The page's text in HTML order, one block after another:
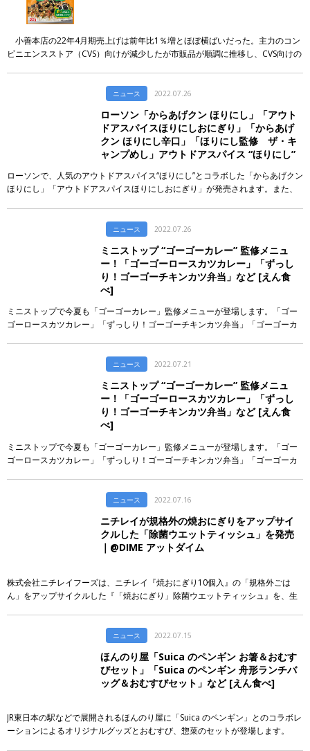
小善本店の22年4月期売上げは前年比1％増とほぼ横ばいだった。主力のコン
ビニエンスストア（CVS）向けが減少したが市販品が順調に推移し、CVS向けの
ニュース 2022.07.26
ローソン「からあげクン ほりにし」「アウト
ドアスパイスほりにしおにぎり」「からあげ
クン ほりにし辛口」「ほりにし監修 ザ・キ
ャンプめし」アウトドアスパイス “ほりにし”
ローソンで、人気のアウトドアスパイス“ほりにし”とコラボした「からあげクン
ほりにし」「アウトドアスパイスほりにしおにぎり」が発売されます。また、
ニュース 2022.07.26
ミニストップ “ゴーゴーカレー” 監修メニュ
ー！「ゴーゴーロースカツカレー」「ずっし
り！ゴーゴーチキンカツ弁当」など [えん食
べ]
ミニストップで今夏も「ゴーゴーカレー」監修メニューが登場します。「ゴー
ゴーロースカツカレー」「ずっしり！ゴーゴーチキンカツ弁当」「ゴーゴーカ
「ゴーゴーカレーポテトサラダ」「ゴーゴーカレーチーズひねり揚げ」「ゴー
ニュース 2022.07.21
ミニストップ “ゴーゴーカレー” 監修メニュ
ー！「ゴーゴーロースカツカレー」「ずっし
り！ゴーゴーチキンカツ弁当」など [えん食
べ]
ミニストップで今夏も「ゴーゴーカレー」監修メニューが登場します。「ゴー
ゴーロースカツカレー」「ずっしり！ゴーゴーチキンカツ弁当」「ゴーゴーカ
「ゴーゴーカレーポテトサラダ」「ゴーゴーカレーチーズひねり揚げ」「ゴー
ニュース 2022.07.16
ニチレイが規格外の焼おにぎりをアップサイ
クルした「除菌ウエットティッシュ」を発売
｜@DIME アットダイム
株式会社ニチレイフーズは、ニチレイ『焼おにぎり10個入』の「規格外ごは
ん」をアップサイクルした『「焼おにぎり」除菌ウエットティッシュ』を、生
ニュース 2022.07.15
ほんのり屋「Suica のペンギン お箸＆おむす
びセット」「Suica のペンギン 舟形ランチバ
ッグ＆おむすびセット」など [えん食べ]
JR東日本の駅などで展開されるほんのり屋に「Suica のペンギン」とのコラボレ
ーションによるオリジナルグッズとおむすび、惣菜のセットが登場します。